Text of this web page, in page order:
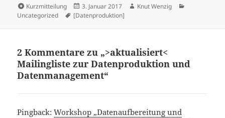
Format
Kurzmitteilung
Veröffentlicht
am
3. Januar 2017 Autor
Knut Wenzig
Uncategorized
Schlagwörter
[Datenproduktion]
2 Kommentare zu „>aktualisiert<
Mailingliste zur Datenproduktion und
Datenmanagement“
Pingback:Workshop „Datenaufbereitung und